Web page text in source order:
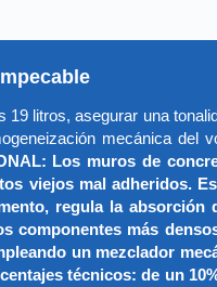
19 litros, asegurar una
mecánica del
Los muros de
viejos mal adheridos.
regula la absorción
componentes más
un mezclador
técnicos: de un